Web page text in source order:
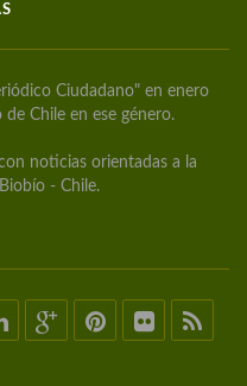
Ciudadano" en enero
Chile en ese género.
noticias orientadas a la
- Chile.